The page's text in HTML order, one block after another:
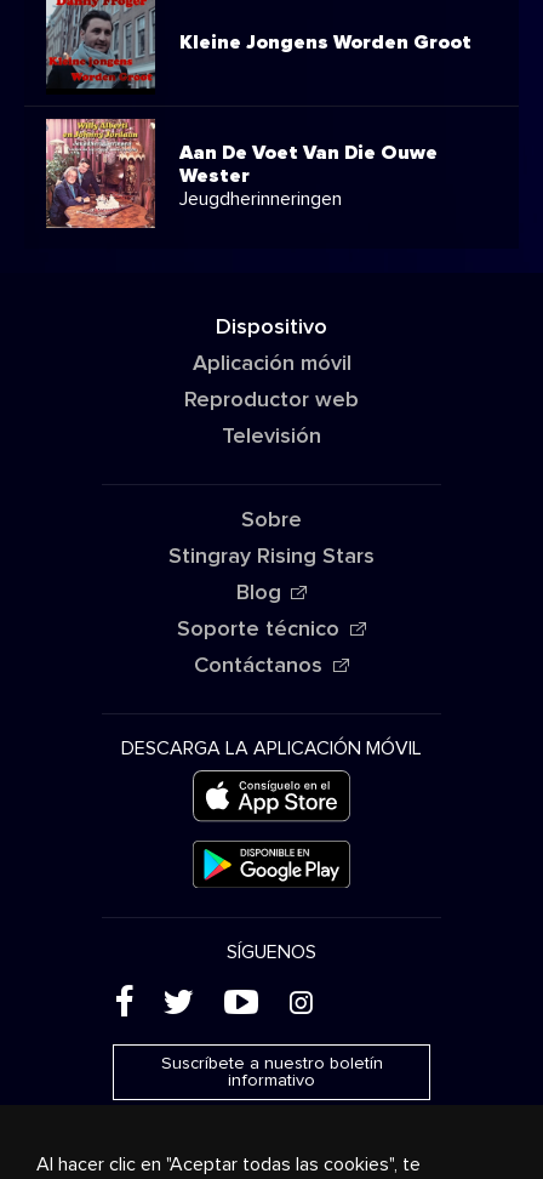
Kleine Jongens Worden Groot
Aan De Voet Van Die Ouwe
Wester
Jeugdherinneringen
Dispositivo
Aplicación móvil
Reproductor web
Televisión
Sobre
Stingray Rising Stars
Blog
Soporte técnico
Contáctanos
DESCARGA LA APLICACIÓN MÓVIL
SÍGUENOS
( ' + &
Suscríbete a nuestro boletín
informativo
Al hacer clic en "Aceptar todas las cookies", te